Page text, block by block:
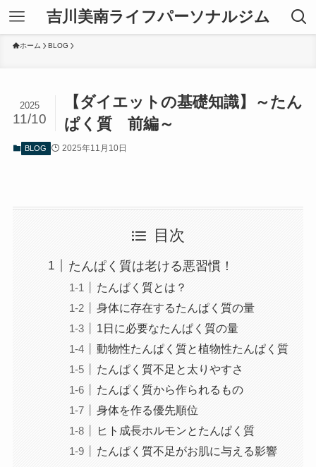
吉川美南ライフパーソナルジム
ホーム BLOG
【ダイエットの基礎知識】～たん
ぱく質 前編～
2025
11/10
BLOG 2025年11月10日
目次
たんぱく質は老ける悪習慣！
たんぱく質とは？
身体に存在するたんぱく質の量
1日に必要なたんぱく質の量
動物性たんぱく質と植物性たんぱく質
たんぱく質不足と太りやすさ
たんぱく質から作られるもの
身体を作る優先順位
ヒト成長ホルモンとたんぱく質
たんぱく質不足がお肌に与える影響